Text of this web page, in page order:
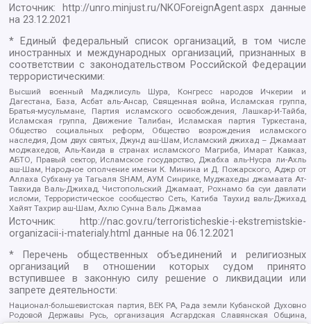
Источник: http://unro.minjust.ru/NKOForeignAgent.aspxданные
на23.12.2021
* Единый федеральный список организаций, в том числе
иностранных и международных организаций, признанных в
соответствии с законодательством Российской Федерации
террористическими:
Высший военный Маджлисуль Шура, Конгресс народов Ичкерии и
Дагестана, База, Асбат аль-Ансар, Священная война, Исламская группа,
Братья-мусульмане, Партия исламского освобождения, Лашкар-И-Тайба,
Исламская группа, Движение Талибан, Исламская партия Туркестана,
Общество социальных реформ, Общество возрождения исламского
наследия, Дом двух святых, Джунд аш-Шам, Исламский джихад – Джамаат
моджахедов, Аль-Каида в странах исламского Магриба, Имарат Кавказ,
АБТО, Правый сектор, Исламское государство, Джабха аль-Нусра ли-Ахль
аш-Шам, Народное ополчение имени К. Минина и Д. Пожарского, Аджр от
Аллаха Субхану уа Тагьаля SHAM, АУМ Синрике, Муджахеды джамаата Ат-
Тавхида Валь-Джихад, Чистопольский Джамаат, Рохнамо ба суи давлати
исломи, Террористическое сообщество Сеть, Катиба Таухид валь-Джихад,
Хайят Тахрир аш-Шам, Ахлю Сунна Валь Джамаа
Источник:
http://nac.gov.ru/terroristicheskie-i-ekstremistskie-
organizacii-i-materialy.html данные на06.12.2021
* Перечень общественных объединений и религиозных
организаций в отношении которых судом принято
вступившее в законную силу решение о ликвидации или
запрете деятельности:
Национал-большевистская партия, ВЕК РА, Рада земли Кубанской Духовно
Родовой Державы Русь, организация Асгардская Славянская Община,